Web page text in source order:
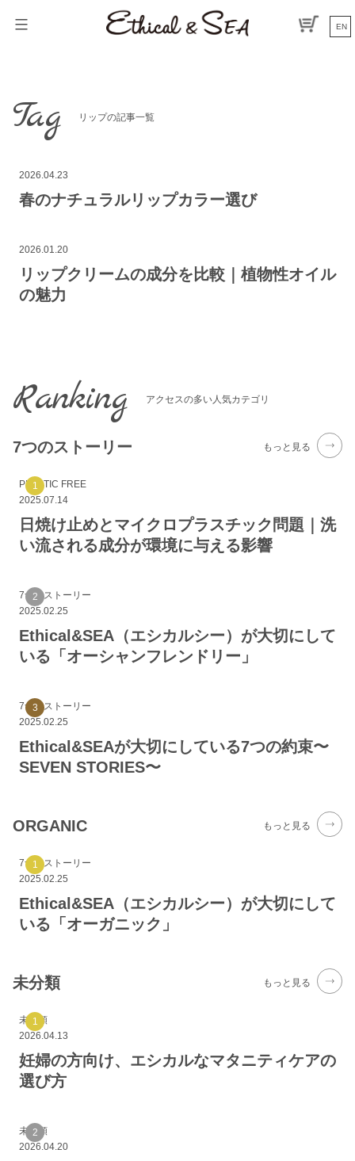
EN
Tag リップの記事一覧
2026.04.23
春のナチュラルリップカラー選び
2026.01.20
リップクリームの成分を比較｜植物性オイル
の魅力
Ranking アクセスの多い人気カテゴリ
7つのストーリー もっと見る
PLASTIC FREE
2025.07.14
日焼け止めとマイクロプラスチック問題｜洗
い流される成分が環境に与える影響
7つのストーリー
2025.02.25
Ethical&SEA（エシカルシー）が大切にして
いる「オーシャンフレンドリー」
7つのストーリー
2025.02.25
Ethical&SEAが大切にしている7つの約束〜
SEVEN STORIES〜
ORGANIC もっと見る
7つのストーリー
2025.02.25
Ethical&SEA（エシカルシー）が大切にして
いる「オーガニック」
未分類 もっと見る
未分類
2026.04.13
妊婦の方向け、エシカルなマタニティケアの
選び方
未分類
2026.04.20